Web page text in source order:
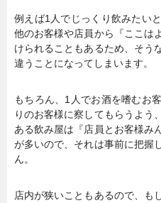
例えば1人でじっくり飲みたい
他のお客様や店員から『ここは
けられることもあるため、そう
違うことになってしまいます。
もちろん、1人でお酒を嗜むお
りのお客様に察してもらうよう
ある飲み屋は『店員とお客様み
が多いので、それは事前に把握
ん。
店内が狭いこともあるので、も